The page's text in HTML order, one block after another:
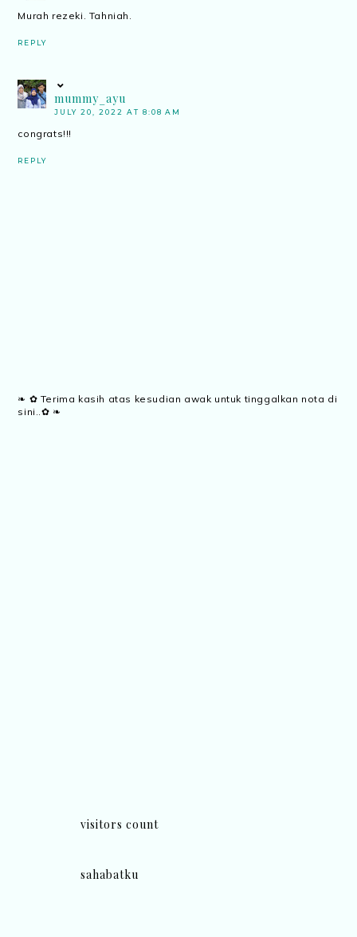
Murah rezeki. Tahniah.
REPLY
mummy_ayu
JULY 20, 2022 AT 8:08 AM
congrats!!!
REPLY
❧ ✿ Terima kasih atas kesudian awak untuk tinggalkan nota di
sini..✿ ❧
visitors count
sahabatku